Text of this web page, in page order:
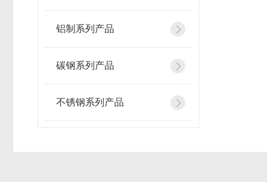
铝制系列产品
碳钢系列产品
不锈钢系列产品